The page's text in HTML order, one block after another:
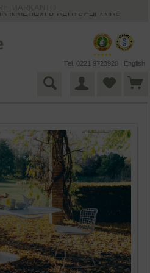
INNERHALB DEUTSCHLANDS
GARANTIE
Tel. 0221 9723920 English